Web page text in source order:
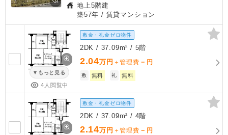
地上5階建
築57年 / 賃貸マンション
もっと見る
4人閲覧中
敷金・礼金ゼロ物件
2DK / 37.09m² / 5階
2.04万円 ＋管理費 － 円
敷 無料 礼 無料
敷金・礼金ゼロ物件
2DK / 37.09m² / 4階
2.14万円 ＋管理費 － 円